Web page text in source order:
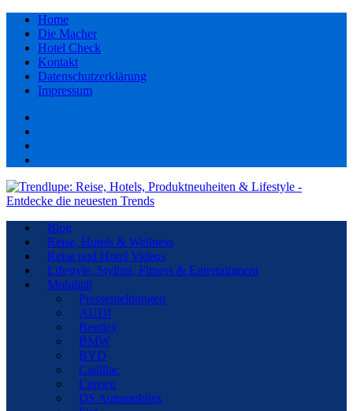
Home
Die Macher
Hotel Check
Kontakt
Datenschutzerklärung
Impressum
Blog
Reise, Hotels & Wellness
Reise und Hotel Videos
Lifestyle, Styling, Fitness & Entertainment
Mobilität
Pressemeldungen
AUDI
Bentley
BMW
BYD
Cadillac
Citroen
DS Automobiles